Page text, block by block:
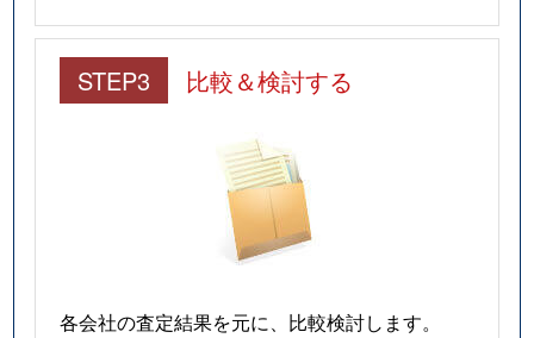
STEP3 比較＆検討する
各会社の査定結果を元に、比較検討します。